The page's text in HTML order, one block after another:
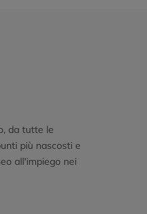
da tutte le
più nascosti e
all'impiego nei